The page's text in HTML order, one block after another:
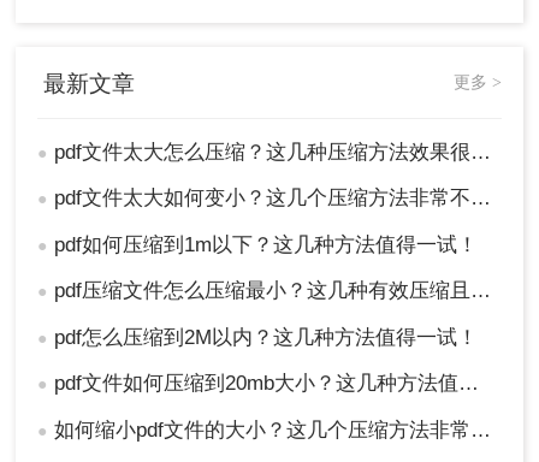
项。在Adobe Acrobat中进行PDF压缩具有高级的压
Adobe Acrobat进行PDF压缩，只需打开要压缩的
PDF文件，点击“文件”菜单，选择“保存为其他”，再
选择“压缩PDF”。然后，调整压缩级别，点击“文
方法四：优化PDF文件中的图像
图像是PDF文件中通常占用大量空间的主要元素。
小。您可以使用图像编辑软件，如Adobe
Photoshop等，来调整图像的分辨率和压缩比例。通
过降低图像的分辨率和增加压缩比例，可以减小图
最新文章 更多 >
● pdf文件太大怎么压缩？这几种压缩方法效果很不错！
● pdf文件太大如何变小？这几个压缩方法非常不错！
● pdf如何压缩到1m以下？这几种方法值得一试！
● pdf压缩文件怎么压缩最小？这几种有效压缩且损耗较小！
● pdf怎么压缩到2M以内？这几种方法值得一试！
● pdf文件如何压缩到20mb大小？这几种方法值得一试！
● 如何缩小pdf文件的大小？这几个压缩方法非常不错！